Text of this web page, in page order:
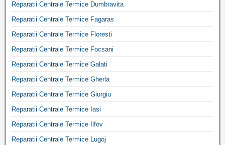
Reparatii Centrale Termice Dumbravita
Reparatii Centrale Termice Fagaras
Reparatii Centrale Termice Floresti
Reparatii Centrale Termice Focsani
Reparatii Centrale Termice Galati
Reparatii Centrale Termice Gherla
Reparatii Centrale Termice Giurgiu
Reparatii Centrale Termice Iasi
Reparatii Centrale Termice Ilfov
Reparatii Centrale Termice Lugoj